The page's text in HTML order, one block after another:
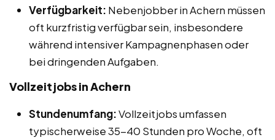
Verfügbarkeit: Nebenjobber in Achern müssen
oft kurzfristig verfügbar sein, insbesondere
während intensiver Kampagnenphasen oder
bei dringenden Aufgaben.
Vollzeitjobs in Achern
Stundenumfang:Vollzeitjobs umfassen
typischerweise 35-40 Stunden pro Woche, oft